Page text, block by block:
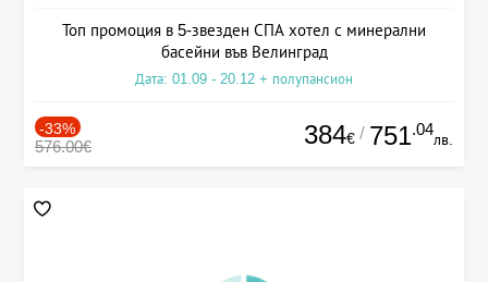
Топ промоция в 5-звезден СПА хотел с минерални
басейни във Велинград
Дата: 01.09 - 20.12 + полупансион
-33%
576.00€ 384€ / 751.04
лв.